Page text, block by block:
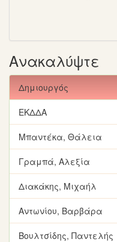
Ανακαλύψτε
Δημιουργός
ΕΚΔΔΑ
Μπαντέκα, Θάλεια
Γραμπά, Αλεξία
Διακάκης, Μιχαήλ
Αντωνίου, Βαρβάρα
Βουλτσίδης, Παντελής